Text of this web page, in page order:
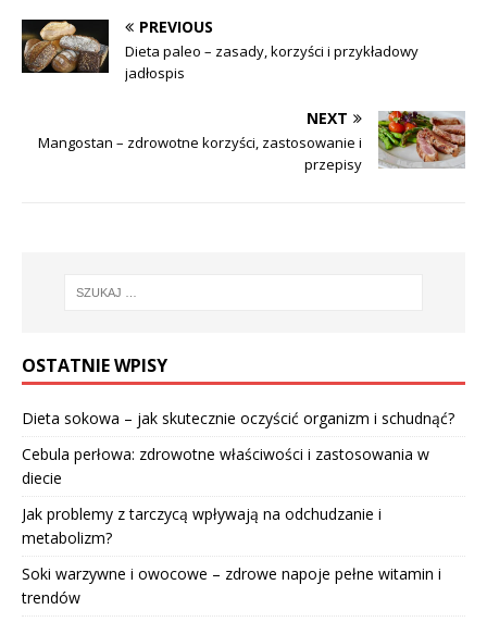
PREVIOUS
Dieta paleo – zasady, korzyści i przykładowy
jadłospis
NEXT
Mangostan – zdrowotne korzyści, zastosowanie i
przepisy
OSTATNIE WPISY
Dieta sokowa – jak skutecznie oczyścić organizm i schudnąć?
Cebula perłowa: zdrowotne właściwości i zastosowania w
diecie
Jak problemy z tarczycą wpływają na odchudzanie i
metabolizm?
Soki warzywne i owocowe – zdrowe napoje pełne witamin i
trendów